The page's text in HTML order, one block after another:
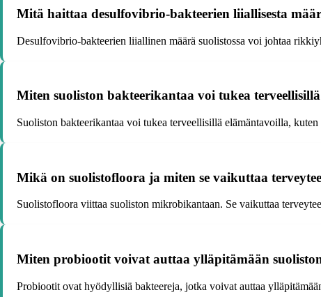
Mitä haittaa desulfovibrio-bakteerien liiallisesta
Desulfovibrio-bakteerien liiallinen määrä suolistossa voi johtaa
Miten suoliston bakteerikantaa voi tukea
Suoliston bakteerikantaa voi tukea terveellisillä elämäntavoilla,
Mikä on suolistofloora ja miten se vaikuttaa
Suolistofloora viittaa suoliston mikrobikantaan. Se vaikuttaa
Miten probiootit voivat auttaa ylläpitämään
Probiootit ovat hyödyllisiä bakteereja, jotka voivat auttaa